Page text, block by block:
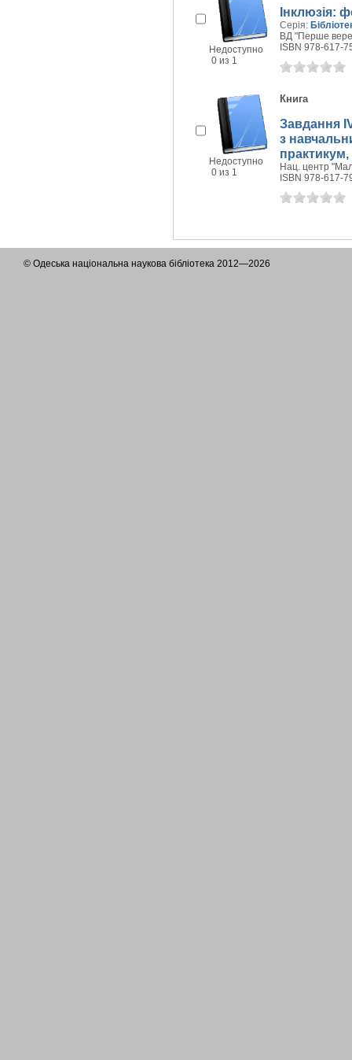
Недоступно
0 из 1
Інклюзія:
Серія:
ВД "Перше
ISBN 978-617-
Недоступно
0 из 1
Книга
Завдання
з
практикум,
Нац. центр
ISBN 978-617-
© Одеська національна наукова бібліотека 2012—2026